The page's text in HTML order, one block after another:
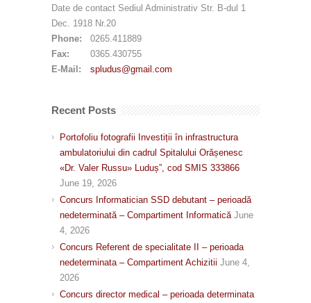
Date de contact Sediul Administrativ Str. B-dul 1
Dec. 1918 Nr.20
Phone:
0265.411889
Fax:
0365.430755
E-Mail:
spludus@gmail.com
Recent Posts
Portofoliu fotografii Investiții în infrastructura
ambulatoriului din cadrul Spitalului Orășenesc
«Dr. Valer Russu» Luduș”, cod SMIS 333866
June 19, 2026
Concurs Informatician SSD debutant – perioadă
nedeterminată – Compartiment Informatică June
4, 2026
Concurs Referent de specialitate II – perioada
nedeterminata – Compartiment Achizitii June 4,
2026
Concurs director medical – perioada determinata